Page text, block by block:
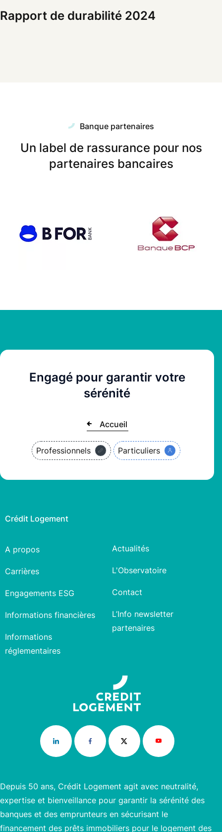
Rapport de durabilité 2024
Banque partenaires
Un label de rassurance pour nos
partenaires bancaires
Engagé pour garantir votre
sérénité
Accueil
Professionnels Particuliers
Crédit Logement
A propos
Carrières
Engagements ESG
Informations financières
Informations
réglementaires
Actualités
L'Observatoire
Contact
L’Info newsletter
partenaires
Depuis 50 ans, Crédit Logement agit avec neutralité,
expertise et bienveillance pour garantir la sérénité des
banques et des emprunteurs en sécurisant le
financement des prêts immobiliers pour le logement des